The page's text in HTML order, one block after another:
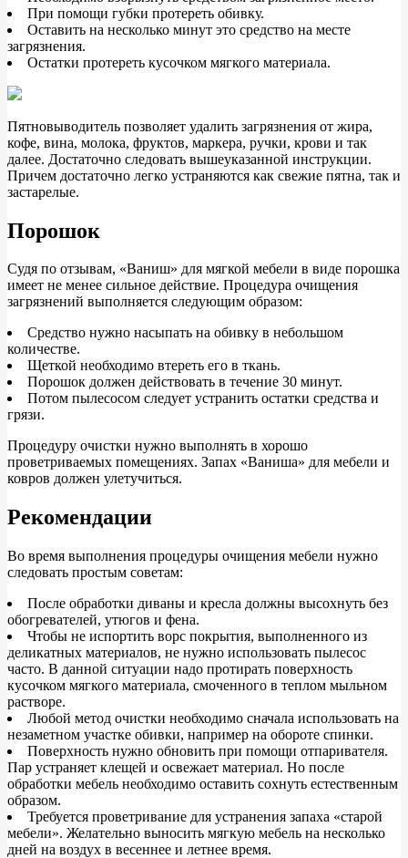
При помощи губки протереть обивку.
Оставить на несколько минут это средство на месте
загрязнения.
Остатки протереть кусочком мягкого материала.
Пятновыводитель позволяет удалить загрязнения от жира,
кофе, вина, молока, фруктов, маркера, ручки, крови и так
далее. Достаточно следовать вышеуказанной инструкции.
Причем достаточно легко устраняются как свежие пятна, так и
застарелые.
Порошок
Судя по отзывам, «Ваниш» для мягкой мебели в виде порошка
имеет не менее сильное действие. Процедура очищения
загрязнений выполняется следующим образом:
Средство нужно насыпать на обивку в небольшом
количестве.
Щеткой необходимо втереть его в ткань.
Порошок должен действовать в течение 30 минут.
Потом пылесосом следует устранить остатки средства и
грязи.
Процедуру очистки нужно выполнять в хорошо
проветриваемых помещениях. Запах «Ваниша» для мебели и
ковров должен улетучиться.
Рекомендации
Во время выполнения процедуры очищения мебели нужно
следовать простым советам:
После обработки диваны и кресла должны высохнуть без
обогревателей, утюгов и фена.
Чтобы не испортить ворс покрытия, выполненного из
деликатных материалов, не нужно использовать пылесос
часто. В данной ситуации надо протирать поверхность
кусочком мягкого материала, смоченного в теплом мыльном
растворе.
Любой метод очистки необходимо сначала использовать на
незаметном участке обивки, например на обороте спинки.
Поверхность нужно обновить при помощи отпаривателя.
Пар устраняет клещей и освежает материал. Но после
обработки мебель необходимо оставить сохнуть естественным
образом.
Требуется проветривание для устранения запаха «старой
мебели». Желательно выносить мягкую мебель на несколько
дней на воздух в весеннее и летнее время.